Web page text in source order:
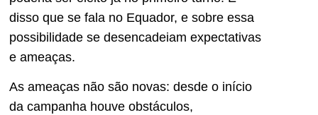
disso que se fala no Equador, e sobre essa
possibilidade se desencadeiam expectativas
e ameaças.
As ameaças não são novas: desde o início
da campanha houve obstáculos,